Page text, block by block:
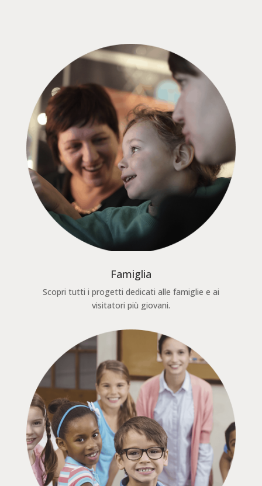
Famiglia
Scopri tutti i progetti dedicati alle famiglie e ai
visitatori più giovani.